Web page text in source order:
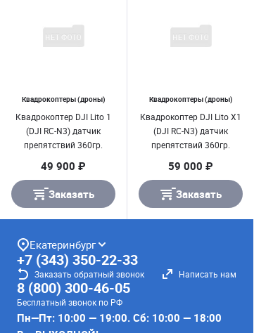
Квадрокоптеры (дроны)
Квадрокоптер DJI Lito 1
(DJI RC-N3) датчик
препятствий 360гр.
49 900 ₽
Заказать
Квадрокоптеры (дроны)
Квадрокоптер DJI Lito X1
(DJI RC-N3) датчик
препятствий 360гр.
59 000 ₽
Заказать
Екатеринбург
+7 (343) 350-22-33
Заказать обратный звонок Написать нам
8 (800) 300-46-05
Бесплатный звонок по РФ
Пн—Пт: 10:00 — 19:00. Сб: 10:00 — 18:00